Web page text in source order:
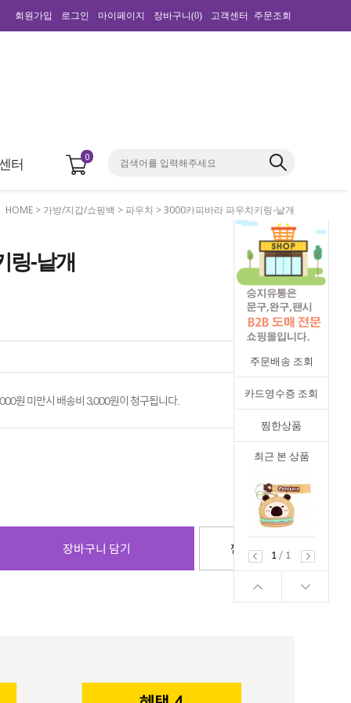
회원가입 로그인 마이페이지 장바구니(0) 고객센터 주문조회
터 0
주문배송 조회
카드영수증 조회
찜한상품
최근 본 상품
1
/ 1
HOME > 가방/지갑/쇼핑백 > 파우치 > 3000카피바라 파우치키링-낱개
링-낱개
원 미만시 배송비 3,000원이 청구됩니다.
장바구니 담기 찜하기